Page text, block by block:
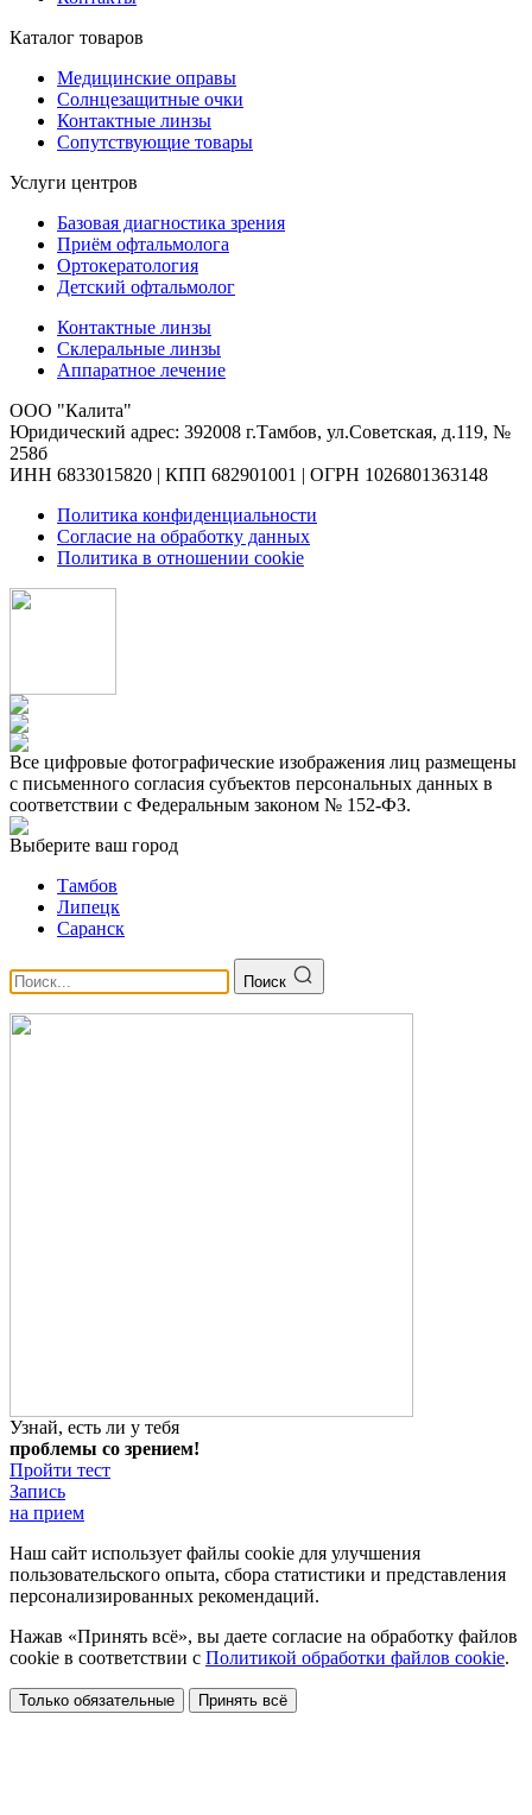
Каталог товаров
Медицинские оправы
Солнцезащитные очки
Контактные линзы
Сопутствующие товары
Услуги центров
Базовая диагностика зрения
Приём офтальмолога
Ортокератология
Детский офтальмолог
Контактные линзы
Склеральные линзы
Аппаратное лечение
ООО "Калита"
Юридический адрес: 392008 г.Тамбов, ул.Советская, д.119, №
258б
ИНН 6833015820 | КПП 682901001 | ОГРН 1026801363148
Политика конфиденциальности
Согласие на обработку данных
Политика в отношении cookie
Все цифровые фотографические изображения лиц размещены
с письменного согласия субъектов персональных данных в
соответствии с Федеральным законом № 152-ФЗ.
Выберите ваш город
Тамбов
Липецк
Саранск
Поиск
Узнай, есть ли у тебя
проблемы со зрением!
Пройти тест
Запись
на прием
Наш сайт использует файлы cookie для улучшения
пользовательского опыта, сбора статистики и представления
персонализированных рекомендаций.
Нажав «Принять всё», вы даете согласие на обработку файлов
cookie в соответствии с Политикой обработки файлов cookie.
Только обязательные Принять всё